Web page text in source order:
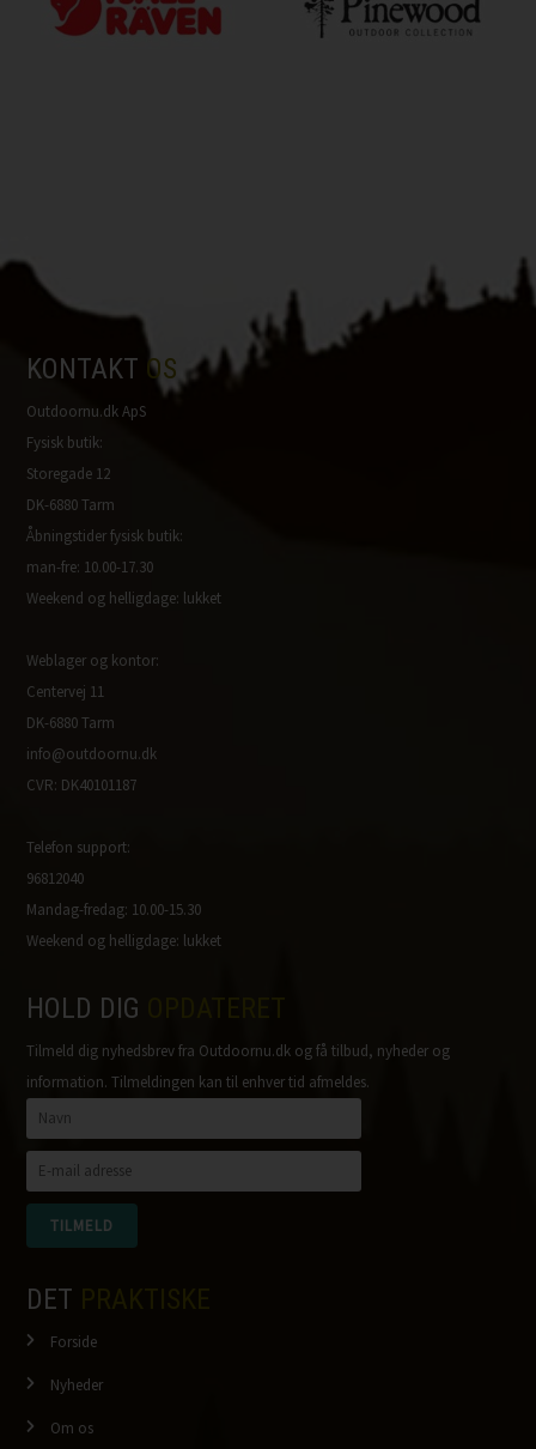
KONTAKT OS
Outdoornu.dk ApS
Fysisk butik:
Storegade 12
DK-6880 Tarm
Åbningstider fysisk butik:
man-fre: 10.00-17.30
Weekend og helligdage: lukket
Weblager og kontor:
Centervej 11
DK-6880 Tarm
info@outdoornu.dk
CVR: DK40101187
Telefon support:
96812040
Mandag-fredag: 10.00-15.30
Weekend og helligdage: lukket
HOLD DIG
Tilmeld dig nyhedsbrev fra Outdoornu.dk og få tilbud, nyheder og
information. Tilmeldingen kan til enhver tid afmeldes.
DET
Forside
Nyheder
Om os